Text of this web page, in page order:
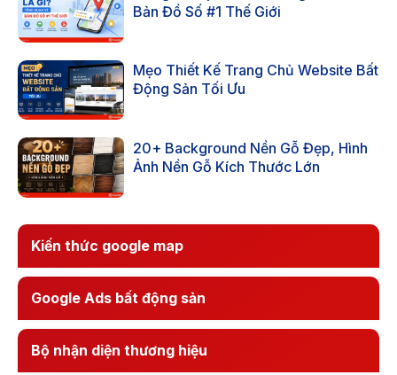
Bản Đồ Số #1 Thế Giới
Mẹo Thiết Kế Trang Chủ Website Bất
Động Sản Tối Ưu
20+ Background Nền Gỗ Đẹp, Hình
Ảnh Nền Gỗ Kích Thước Lớn
Kiến thức google map
Google Ads bất động sản
Bộ nhận diện thương hiệu